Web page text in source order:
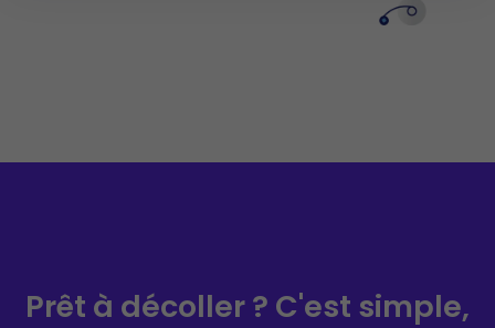
Prêt à décoller ? C'est simple,